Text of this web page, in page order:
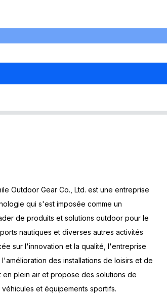
Outdoor Gear Co., Ltd. est une entreprise
qui s'est imposée comme un
de produits et solutions outdoor pour le
nautiques et diverses autres activités
sur l'innovation et la qualité, l'entreprise
des installations de loisirs et de
en plein air et propose des solutions de
et équipements sportifs.